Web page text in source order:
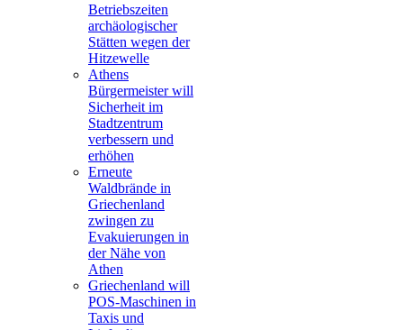
Betriebszeiten
archäologischer
Stätten wegen der
Hitzewelle
Athens
Bürgermeister will
Sicherheit im
Stadtzentrum
verbessern und
erhöhen
Erneute
Waldbrände in
Griechenland
zwingen zu
Evakuierungen in
der Nähe von
Athen
Griechenland will
POS-Maschinen in
Taxis und